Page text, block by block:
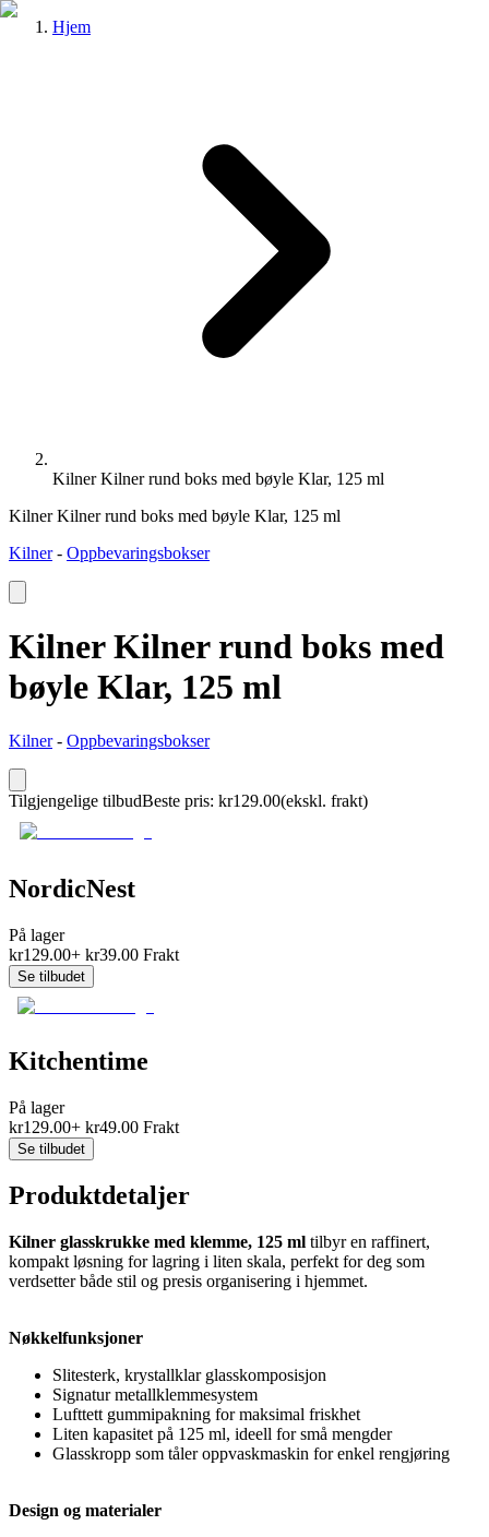
Hjem
Kilner Kilner rund boks med bøyle Klar, 125 ml
Kilner Kilner rund boks med bøyle Klar, 125 ml
Kilner- Oppbevaringsbokser
Kilner Kilner rund boks med
bøyle Klar, 125 ml
Kilner- Oppbevaringsbokser
Tilgjengelige tilbudBeste pris: kr129.00(ekskl. frakt)
NordicNest
På lager
kr129.00+ kr39.00 Frakt
Se tilbudet
Kitchentime
På lager
kr129.00+ kr49.00 Frakt
Se tilbudet
Produktdetaljer
Kilner glasskrukke med klemme, 125 ml tilbyr en raffinert,
kompakt løsning for lagring i liten skala, perfekt for deg som
verdsetter både stil og presis organisering i hjemmet.
Nøkkelfunksjoner
Slitesterk, krystallklar glasskomposisjon
Signatur metallklemmesystem
Lufttett gummipakning for maksimal friskhet
Liten kapasitet på 125 ml, ideell for små mengder
Glasskropp som tåler oppvaskmaskin for enkel rengjøring
Design og materialer